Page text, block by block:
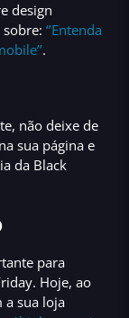
design
‘’Entenda
.
não deixe de
na sua página e
da Black
para
. Hoje, ao
a sua loja